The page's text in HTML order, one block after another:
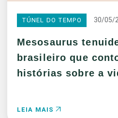
TÚNEL DO TEMPO 30/05/
Mesosaurus
brasileiro que
histórias sobre a
LEIA MAIS